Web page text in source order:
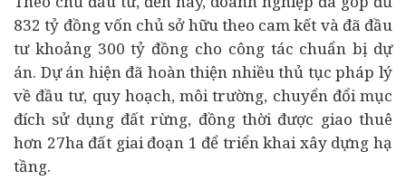
832 tỷ đồng vốn chủ sở hữu theo cam kết và đã đầu
tư khoảng 300 tỷ đồng cho công tác chuẩn bị dự
án. Dự án hiện đã hoàn thiện nhiều thủ tục pháp lý
về đầu tư, quy hoạch, môi trường, chuyển đổi mục
đích sử dụng đất rừng, đồng thời được giao thuê
hơn 27ha đất giai đoạn 1 để triển khai xây dựng hạ
tầng.